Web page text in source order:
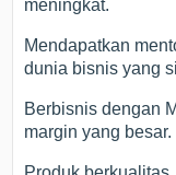
meningkat.
Mendapatkan
dunia bisnis yang
Berbisnis dengan
margin yang besar.